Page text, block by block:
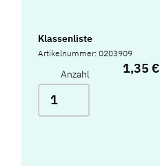
Klassenliste
Artikelnummer: 0203909
Anzahl 1,35 €